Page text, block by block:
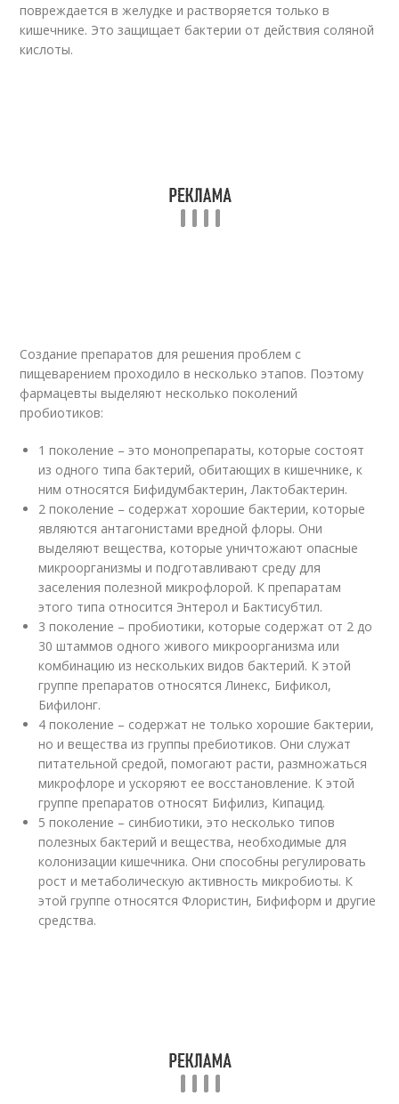
повреждается в желудке и растворяется только в
кишечнике. Это защищает бактерии от действия соляной
кислоты.
Создание препаратов для решения проблем с
пищеварением проходило в несколько этапов. Поэтому
фармацевты выделяют несколько поколений
пробиотиков:
1 поколение – это монопрепараты, которые состоят
из одного типа бактерий, обитающих в кишечнике, к
ним относятся Бифидумбактерин, Лактобактерин.
2 поколение – содержат хорошие бактерии, которые
являются антагонистами вредной флоры. Они
выделяют вещества, которые уничтожают опасные
микроорганизмы и подготавливают среду для
заселения полезной микрофлорой. К препаратам
этого типа относится Энтерол и Бактисубтил.
3 поколение – пробиотики, которые содержат от 2 до
30 штаммов одного живого микроорганизма или
комбинацию из нескольких видов бактерий. К этой
группе препаратов относятся Линекс, Бификол,
Бифилонг.
4 поколение – содержат не только хорошие бактерии,
но и вещества из группы пребиотиков. Они служат
питательной средой, помогают расти, размножаться
микрофлоре и ускоряют ее восстановление. К этой
группе препаратов относят Бифилиз, Кипацид.
5 поколение – синбиотики, это несколько типов
полезных бактерий и вещества, необходимые для
колонизации кишечника. Они способны регулировать
рост и метаболическую активность микробиоты. К
этой группе относятся Флористин, Бифиформ и другие
средства.